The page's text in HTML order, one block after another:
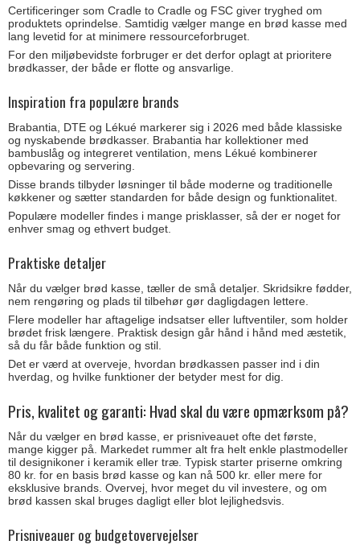
Certificeringer som Cradle to Cradle og FSC giver tryghed om
produktets oprindelse. Samtidig vælger mange en brød kasse med
lang levetid for at minimere ressourceforbruget.
For den miljøbevidste forbruger er det derfor oplagt at prioritere
brødkasser, der både er flotte og ansvarlige.
Inspiration fra populære brands
Brabantia, DTE og Lékué markerer sig i 2026 med både klassiske
og nyskabende brødkasser. Brabantia har kollektioner med
bambuslåg og integreret ventilation, mens Lékué kombinerer
opbevaring og servering.
Disse brands tilbyder løsninger til både moderne og traditionelle
køkkener og sætter standarden for både design og funktionalitet.
Populære modeller findes i mange prisklasser, så der er noget for
enhver smag og ethvert budget.
Praktiske detaljer
Når du vælger brød kasse, tæller de små detaljer. Skridsikre fødder,
nem rengøring og plads til tilbehør gør dagligdagen lettere.
Flere modeller har aftagelige indsatser eller luftventiler, som holder
brødet frisk længere. Praktisk design går hånd i hånd med æstetik,
så du får både funktion og stil.
Det er værd at overveje, hvordan brødkassen passer ind i din
hverdag, og hvilke funktioner der betyder mest for dig.
Pris, kvalitet og garanti: Hvad skal du være opmærksom på?
Når du vælger en brød kasse, er prisniveauet ofte det første,
mange kigger på. Markedet rummer alt fra helt enkle plastmodeller
til designikoner i keramik eller træ. Typisk starter priserne omkring
80 kr. for en basis brød kasse og kan nå 500 kr. eller mere for
eksklusive brands. Overvej, hvor meget du vil investere, og om
brød kassen skal bruges dagligt eller blot lejlighedsvis.
Prisniveauer og budgetovervejelser